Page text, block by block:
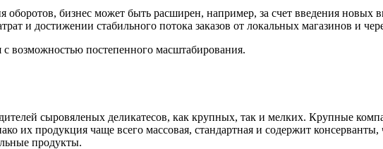
бизнес может быть расширен, например, за счет введения новых
и достижении стабильного потока заказов от локальных магазинов и
возможностью постепенного масштабирования.
сыровяленых деликатесов, как крупных, так и мелких. Крупные
их продукция чаще всего массовая, стандартная и содержит
продукты.